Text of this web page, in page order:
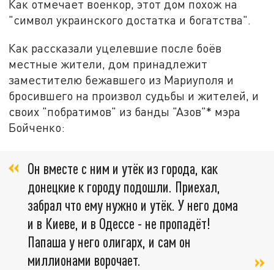
Как отмечает военкор, этот дом похож на
"символ украинского достатка и богатства".
Как рассказали уцелевшие после боёв
местные жители, дом принадлежит
заместителю бежавшего из Мариуполя и
бросившего на произвол судьбы и жителей, и
своих "побратимов" из банды "Азов"* мэра
Бойченко:
Он вместе с ним и утёк из города, как
донецкие к городу подошли. Приехал,
забрал что ему нужно и утёк. У него дома
и в Киеве, и в Одессе - не пропадёт!
Папаша у него олигарх, и сам он
миллионами ворочает.